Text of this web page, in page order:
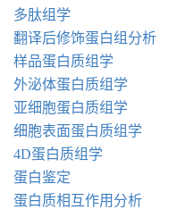
多肽组学
翻译后修饰蛋白组分析
样品蛋白质组学
外泌体蛋白质组学
亚细胞蛋白质组学
细胞表面蛋白质组学
4D蛋白质组学
蛋白鉴定
蛋白质相互作用分析